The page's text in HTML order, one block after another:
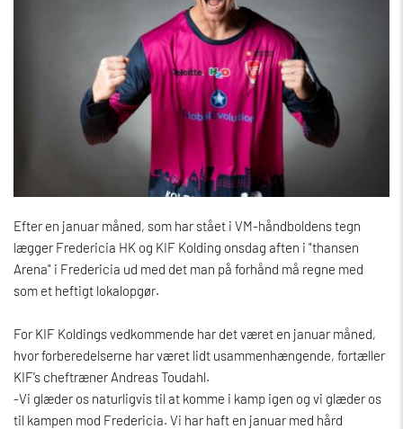
Efter en januar måned, som har stået i VM-håndboldens tegn
lægger Fredericia HK og KIF Kolding onsdag aften i "thansen
Arena" i Fredericia ud med det man på forhånd må regne med
som et heftigt lokalopgør.
For KIF Koldings vedkommende har det været en januar måned,
hvor forberedelserne har været lidt usammenhængende, fortæller
KIF’s cheftræner Andreas Toudahl.
-Vi glæder os naturligvis til at komme i kamp igen og vi glæder os
til kampen mod Fredericia. Vi har haft en januar med hård